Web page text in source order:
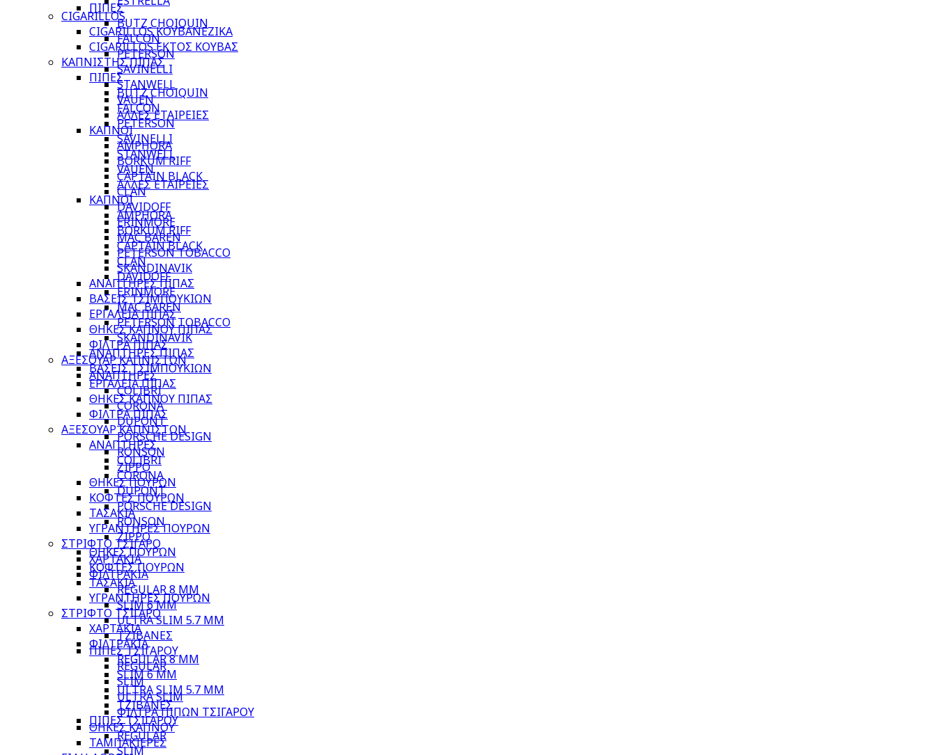
ΠΙΠΕΣ
BUTZ CHOIQUIN
FALCON
PETERSON
SAVINELLI
STANWELL
VAUEN
ΑΛΛΕΣ ΕΤΑΙΡΕΙΕΣ
ΚΑΠΝΟΙ
AMPHORA
BORKUM RIFF
CAPTAIN BLACK
CLAN
DAVIDOFF
ERINMORE
MAC BAREN
PETERSON TOBACCO
SKANDINAVIK
ΑΝΑΠΤΗΡΕΣ ΠΙΠΑΣ
ΒΑΣΕΙΣ ΤΣΙΜΠΟΥΚΙΩΝ
ΕΡΓΑΛΕΙΑ ΠΙΠΑΣ
ΘΗΚΕΣ ΚΑΠΝΟΥ ΠΙΠΑΣ
ΦΙΛΤΡΑ ΠΙΠΑΣ
ΑΞΕΣΟΥΑΡ ΚΑΠΝΙΣΤΩΝ
ΑΝΑΠΤΗΡΕΣ
COLIBRI
CORONA
DUPONT
PORSCHE DESIGN
RONSON
ZIPPO
ΘΗΚΕΣ ΠΟΥΡΩΝ
ΚΟΦΤΕΣ ΠΟΥΡΩΝ
ΤΑΣΑΚΙΑ
ΥΓΡΑΝΤΗΡΕΣ ΠΟΥΡΩΝ
ΣΤΡΙΦΤΟ ΤΣΙΓΑΡΟ
ΧΑΡΤΑΚΙΑ
ΦΙΛΤΡΑΚΙΑ
REGULAR 8 MM
SLIM 6 MM
ULTRA SLIM 5.7 MM
ΤΖΙΒΑΝΕΣ
ΠΙΠΕΣ ΤΣΙΓΑΡΟΥ
REGULAR
SLIM
ULTRA SLIM
ΦΙΛΤΡΑ ΠΙΠΩΝ ΤΣΙΓΑΡΟΥ
ΘΗΚΕΣ ΚΑΠΝΟΥ
ΤΑΜΠΑΚΙΕΡΕΣ
CIGARILLOS
CIGARILLOS ΚΟΥΒΑΝΕΖΙΚΑ
CIGARILLOS ΕΚΤΟΣ ΚΟΥΒΑΣ
ΚΑΠΝΙΣΤΗΣ ΠΙΠΑΣ
ΠΙΠΕΣ
BUTZ CHOIQUIN
FALCON
PETERSON
SAVINELLI
STANWELL
VAUEN
ΑΛΛΕΣ ΕΤΑΙΡΕΙΕΣ
ΚΑΠΝΟΙ
AMPHORA
BORKUM RIFF
CAPTAIN BLACK
CLAN
DAVIDOFF
ERINMORE
MAC BAREN
PETERSON TOBACCO
SKANDINAVIK
ΑΝΑΠΤΗΡΕΣ ΠΙΠΑΣ
ΒΑΣΕΙΣ ΤΣΙΜΠΟΥΚΙΩΝ
ΕΡΓΑΛΕΙΑ ΠΙΠΑΣ
ΘΗΚΕΣ ΚΑΠΝΟΥ ΠΙΠΑΣ
ΦΙΛΤΡΑ ΠΙΠΑΣ
ΑΞΕΣΟΥΑΡ ΚΑΠΝΙΣΤΩΝ
ΑΝΑΠΤΗΡΕΣ
COLIBRI
CORONA
DUPONT
PORSCHE DESIGN
RONSON
ZIPPO
ΘΗΚΕΣ ΠΟΥΡΩΝ
ΚΟΦΤΕΣ ΠΟΥΡΩΝ
ΤΑΣΑΚΙΑ
ΥΓΡΑΝΤΗΡΕΣ ΠΟΥΡΩΝ
ΣΤΡΙΦΤΟ ΤΣΙΓΑΡΟ
ΧΑΡΤΑΚΙΑ
ΦΙΛΤΡΑΚΙΑ
REGULAR 8 MM
SLIM 6 MM
ULTRA SLIM 5.7 MM
ΤΖΙΒΑΝΕΣ
ΠΙΠΕΣ ΤΣΙΓΑΡΟΥ
REGULAR
SLIM